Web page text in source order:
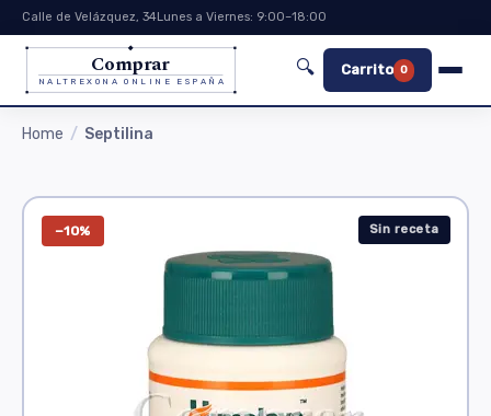
Calle de Velázquez, 34Lunes a Viernes: 9:00–18:00
Comprar
NALTREXONA ONLINE ESPAÑA
🔍 Carrito 0
Home Septilina
−10% Sin receta